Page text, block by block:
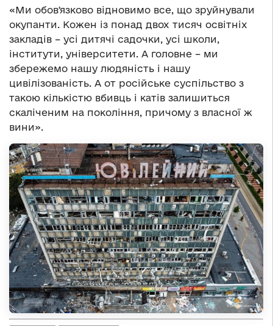
«Ми обовʼязково відновимо все, що зруйнували
окупанти. Кожен із понад двох тисяч освітніх
закладів – усі дитячі садочки, усі школи,
інститути, університети. А головне – ми
збережемо нашу людяність і нашу
цивілізованість. А от російське суспільство з
такою кількістю вбивць і катів залишиться
скаліченим на покоління, причому з власної ж
вини».